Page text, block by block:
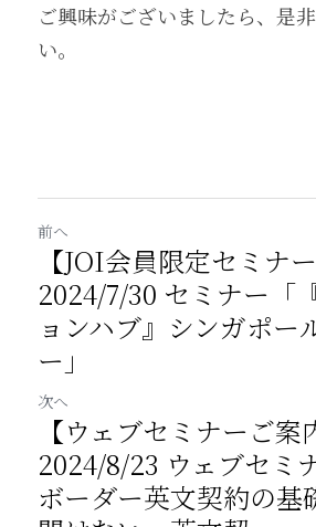
ご興味がございましたら、是
い。
前へ
【JOI会員限定セミナ
2024/7/30 セミナー「
ョンハブ』シンガポー
ー」
次へ
【ウェブセミナーご案
2024/8/23 ウェブセミ
ボーダー英文契約の基